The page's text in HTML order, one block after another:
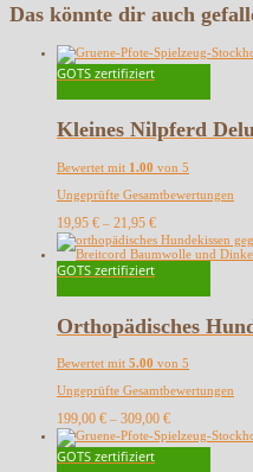
Das könnte dir auch
GOTS zertifiziert
Kleines Nilpferd
Bewertet mit 1.00 von 5
Ungeprüfte Gesamtbewertungen
19,95 € – 21,95 €
GOTS zertifiziert
Orthopädisches
Bewertet mit 5.00 von 5
Ungeprüfte Gesamtbewertungen
199,00 € – 309,00 €
GOTS zertifiziert